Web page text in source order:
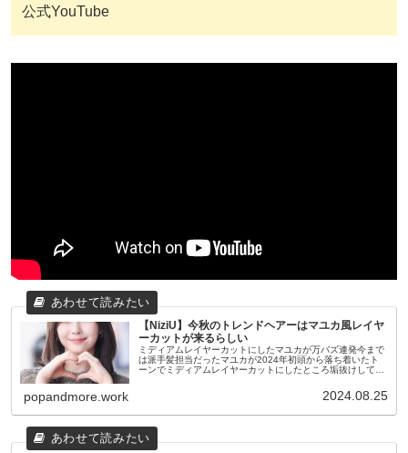
公式YouTube
【NiziU】今秋のトレンドヘアーはマユカ風レイヤ
ーカットが来るらしい
ミディアムレイヤーカットにしたマユカが万バズ連発今まで
は派手髪担当だったマユカが2024年初頭から落ち着いたト
ーンでミディアムレイヤーカットにしたところ垢抜けしてむ
popandmore.work 2024.08.25